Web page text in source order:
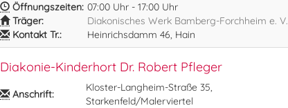
Öffnungszeiten: 07:00 Uhr - 17:00 Uhr
Träger:
Diakonisches Werk Bamberg-Forchheim e. V.
Kontakt Tr.:
Heinrichsdamm 46, Hain
Diakonie-Kinderhort Dr. Robert Pfleger
Anschrift:
Kloster-Langheim-Straße 35,
Starkenfeld/Malerviertel